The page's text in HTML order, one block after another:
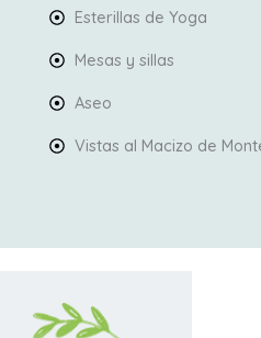
Esterillas de Yoga
Mesas y sillas
Aseo
Vistas al Macizo de